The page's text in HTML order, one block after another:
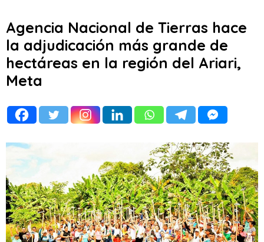
Agencia Nacional de Tierras hace
la adjudicación más grande de
hectáreas en la región del Ariari,
Meta